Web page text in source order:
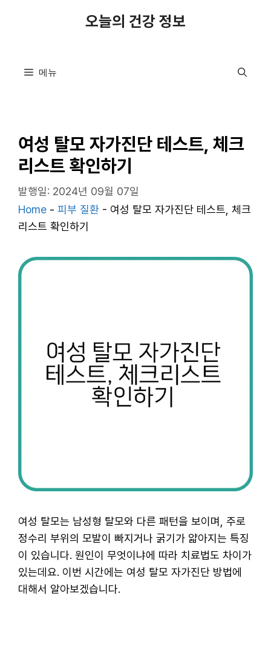
오늘의 건강 정보
메뉴
여성 탈모 자가진단 테스트, 체크
리스트 확인하기
발행일: 2024년 09월 07일
Home - 피부 질환 - 여성 탈모 자가진단 테스트, 체크
리스트 확인하기
여성 탈모는 남성형 탈모와 다른 패턴을 보이며, 주로
정수리 부위의 모발이 빠지거나 굵기가 얇아지는 특징
이 있습니다. 원인이 무엇이냐에 따라 치료법도 차이가
있는데요. 이번 시간에는 여성 탈모 자가진단 방법에
대해서 알아보겠습니다.